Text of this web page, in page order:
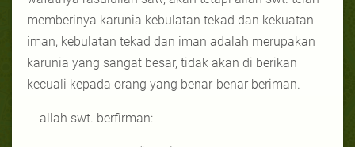
memberinya karunia kebulatan tekad dan kekuatan
iman, kebulatan tekad dan iman adalah merupakan
karunia yang sangat besar, tidak akan di berikan
kecuali kepada orang yang benar-benar beriman.
allah swt. berfirman: